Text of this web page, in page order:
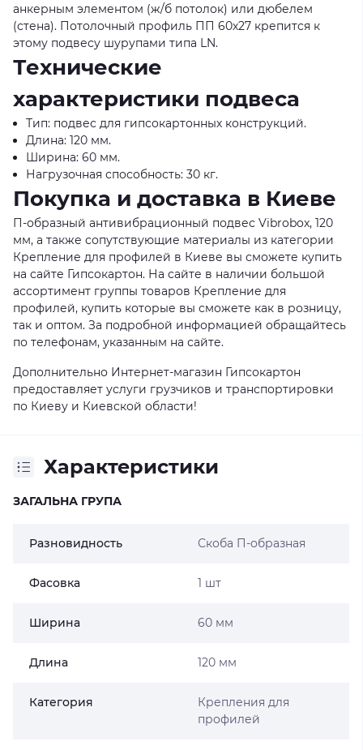
анкерным элементом (ж/б потолок) или дюбелем
(стена). Потолочный профиль ПП 60х27 крепится к
этому подвесу шурупами типа LN.
Технические
характеристики подвеса
Тип: подвес для гипсокартонных конструкций.
Длина: 120 мм.
Ширина: 60 мм.
Нагрузочная способность: 30 кг.
Покупка и доставка в Киеве
П-образный антивибрационный подвес Vibrobox, 120
мм, а также сопутствующие материалы из категории
Крепление для профилей в Киеве вы сможете купить
на сайте Гипсокартон. На сайте в наличии большой
ассортимент группы товаров Крепление для
профилей, купить которые вы сможете как в розницу,
так и оптом. За подробной информацией обращайтесь
по телефонам, указанным на сайте.
Дополнительно Интернет-магазин Гипсокартон
предоставляет услуги грузчиков и транспортировки
по Киеву и Киевской области!
Характеристики
ЗАГАЛЬНА ГРУПА
Разновидность Скоба П-образная
Фасовка 1 шт
Ширина 60 мм
Длина 120 мм
Категория
Крепления для
профилей